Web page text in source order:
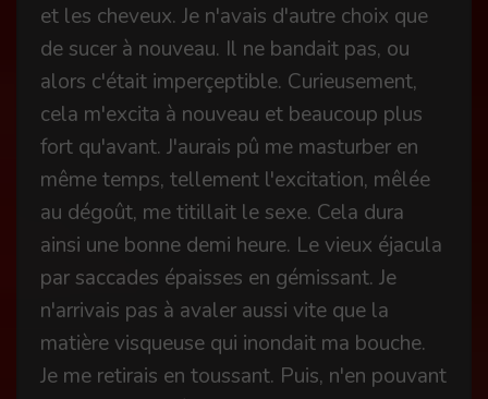
et les cheveux. Je n'avais d'autre choix que
de sucer à nouveau. Il ne bandait pas, ou
alors c'était imperçeptible. Curieusement,
cela m'excita à nouveau et beaucoup plus
fort qu'avant. J'aurais pû me masturber en
même temps, tellement l'excitation, mêlée
au dégoût, me titillait le sexe. Cela dura
ainsi une bonne demi heure. Le vieux éjacula
par saccades épaisses en gémissant. Je
n'arrivais pas à avaler aussi vite que la
matière visqueuse qui inondait ma bouche.
Je me retirais en toussant. Puis, n'en pouvant